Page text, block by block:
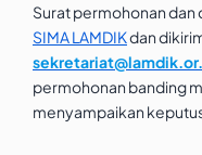
Surat permohonan
SIMA LAMDIKdan
permohonan banding
menyampaikan